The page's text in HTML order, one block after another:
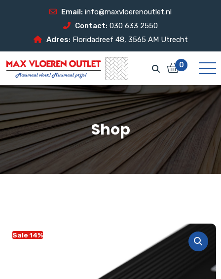
Email: info@maxvloerenoutlet.nl
Contact: 030 633 2550
Adres: Floridadreef 48, 3565 AM Utrecht
0
Shop
Sale 14%